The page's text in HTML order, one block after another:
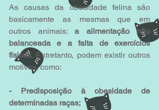
As causas da obesidade felina são
basicamente as mesmas que em
outros animais: a alimentação não
balanceada e a falta de exercícios
físicos. Entretanto, podem existir outros
motivos, como:
- Predisposição à obesidade de
determinadas raças;